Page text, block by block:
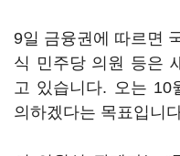
9일 금융권에 따르면
식 민주당 의원 등은
고 있습니다. 오는 10
의하겠다는 목표입니